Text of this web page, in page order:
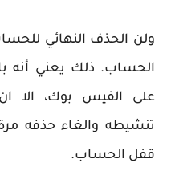
الحساب. ذلك يعني أنه
على الفيس بوك، الا
قفل الحساب.